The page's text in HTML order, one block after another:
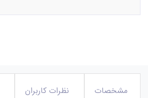
مشخصات نظرات کاربران